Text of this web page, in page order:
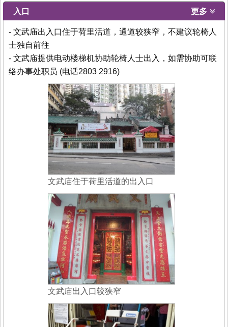
入口 更多
- 文武庙出入口住于荷里活道，通道较狭窄，不建议轮椅人
士独自前往
- 文武庙提供电动楼梯机协助轮椅人士出入，如需协助可联
络办事处职员 (电话2803 2916)
文武庙住于荷里活道的出入口
文武庙出入口较狭窄